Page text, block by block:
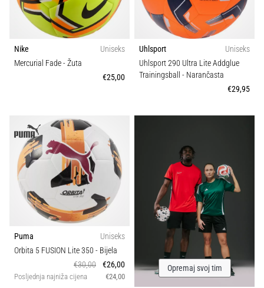
Nike
Uniseks
Mercurial Fade- Žuta
€25,00
Uhlsport
Uniseks
Uhlsport 290 Ultra Lite Addglue
Trainingsball - Narančasta
€29,95
Puma
Uniseks
Orbita 5 FUSION Lite 350 - Bijela
€30,00
€26,00
Posljednja najniža cijena €24,00
Opremaj svoj tim